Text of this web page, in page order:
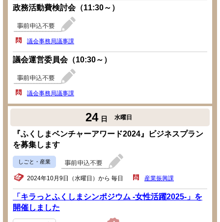
政務活動費検討会（11:30～）
議会事務局議事課
議会運営委員会（10:30～）
議会事務局議事課
24 日 水曜日
『ふくしまベンチャーアワード2024』ビジネスプラン
を募集します
しごと・産業
2024年10月9日（水曜日）から 毎日 産業振興課
「キラっとふくしまシンポジウム -女性活躍2025-」を
開催しました